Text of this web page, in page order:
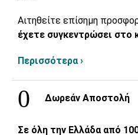
Αιτηθείτε επίσημη
έχετε συγκεντρώσει στο
Περισσότερα ›
Δωρεάν Αποστολή
Σε όλη την Ελλάδα από